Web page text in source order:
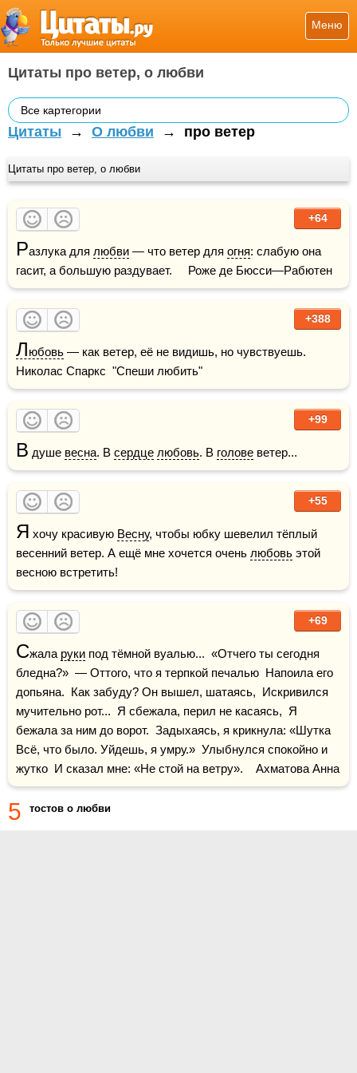
Меню
Цитаты про ветер, о любви
Все картегории
Цитаты → О любви → про ветер
Цитаты про ветер, о любви
+64
Разлука для любви — что ветер для огня: слабую она
гасит, а большую раздувает.     Роже де Бюсси—Рабютен
+388
Любовь — как ветер, её не видишь, но чувствуешь.
Николас Спаркс  "Спеши любить"
+99
В душе весна. В сердце любовь. В голове ветер...
+55
Я хочу красивую Весну, чтобы юбку шевелил тёплый
весенний ветер. А ещё мне хочется очень любовь этой
весною встретить!
+69
Сжала руки под тёмной вуалью...  «Отчего ты сегодня
бледна?»  — Оттого, что я терпкой печалью  Напоила его
допьяна.  Как забуду? Он вышел, шатаясь,  Искривился
мучительно рот...  Я сбежала, перил не касаясь,  Я
бежала за ним до ворот.  Задыхаясь, я крикнула: «Шутка
Всё, что было. Уйдешь, я умру.»  Улыбнулся спокойно и
жутко  И сказал мне: «Не стой на ветру».    Ахматова Анна
5 тостов о любви